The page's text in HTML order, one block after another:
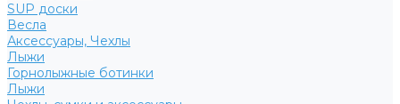
SUP доски
Весла
Аксессуары, Чехлы
Лыжи
Горнолыжные ботинки
Лыжи